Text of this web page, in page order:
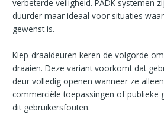
verbeterde veiligheid. PADK systemen
duurder maar ideaal voor situaties
gewenst is.
Kiep-draaideuren keren de volgorde
draaien. Deze variant voorkomt dat
deur volledig openen wanneer ze
commerciële toepassingen of publieke
dit gebruikersfouten.